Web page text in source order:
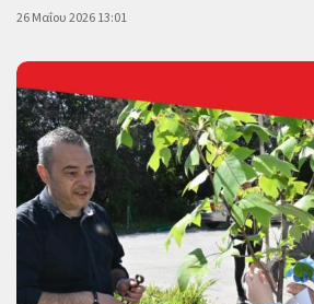
26 Μαΐου 2026 13:01